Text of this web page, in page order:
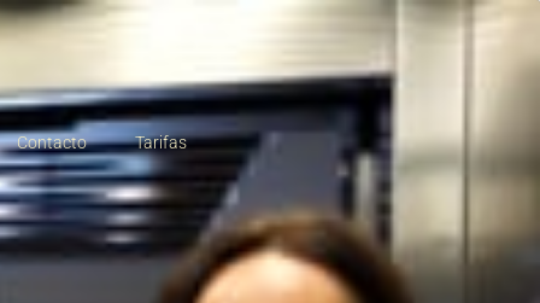
Contacto Tarifas